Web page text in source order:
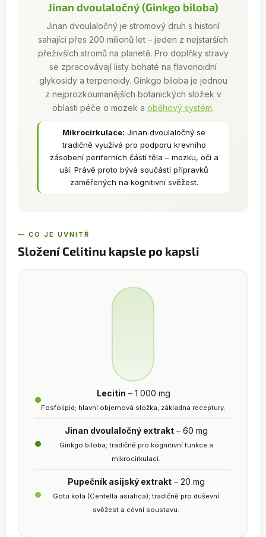
Jinan dvoulaločný (Ginkgo biloba)
Jinan dvoulaločný je stromový druh s historií
sahající přes 200 milionů let – jeden z nejstarších
přeživších stromů na planetě. Pro doplňky stravy
se zpracovávají listy bohaté na flavonoidní
glykosidy a terpenoidy. Ginkgo biloba je jednou
z nejprozkoumanějších botanických složek v
oblasti péče o mozek a oběhový systém.
Mikrocirkulace: Jinan dvoulaločný se
tradičně využívá pro podporu krevního
zásobení periferních částí těla – mozku, očí a
uší. Právě proto bývá součástí přípravků
zaměřených na kognitivní svěžest.
— CO JE UVNITŘ
Složení Celitinu kapsle po kapsli
Lecitin – 1 000 mg
Fosfolipid; hlavní objemová složka, základna receptury.
Jinan dvoulaločný extrakt– 60 mg
Ginkgo biloba; tradičně pro kognitivní funkce a
mikrocirkulaci.
Pupečník asijský extrakt– 20 mg
Gotu kola (Centella asiatica); tradičně pro duševní
svěžest a cévní soustavu.